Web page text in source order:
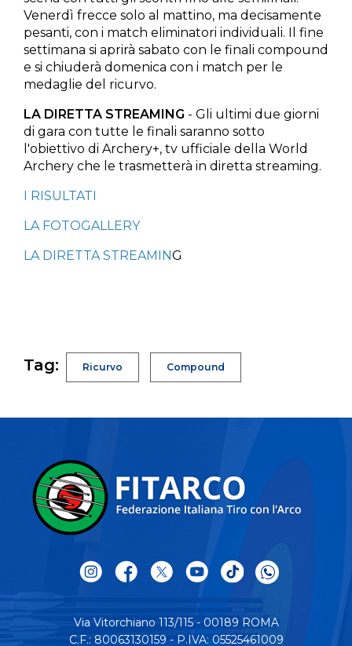
Venerdì frecce solo al mattino, ma decisamente
pesanti, con i match eliminatori individuali. Il fine
settimana si aprirà sabato con le finali compound
e si chiuderà domenica con i match per le
medaglie del ricurvo.
LA DIRETTA STREAMING - Gli ultimi due giorni
di gara con tutte le finali saranno sotto
l'obiettivo di Archery+, tv ufficiale della World
Archery che le trasmetterà in diretta streaming.
I RISULTATI
LA FOTOGALLERY
LA DIRETTA STREAMING
Tag: Ricurvo Compound
Via Vitorchiano 113/115 - 00189 ROMA
C.F.: 80063130159 - P.IVA: 05525461009